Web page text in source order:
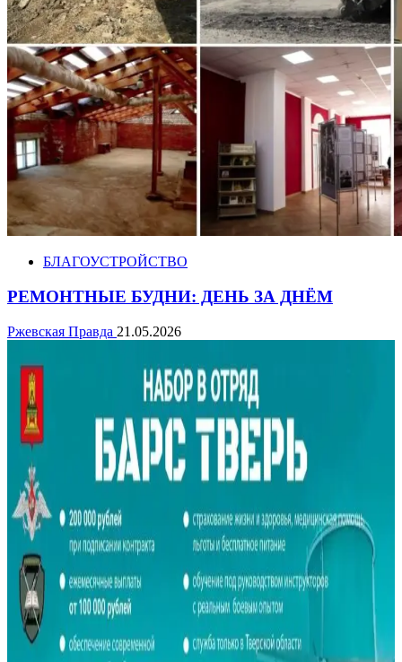
БЛАГОУСТРОЙСТВО
РЕМОНТНЫЕ БУДНИ: ДЕНЬ ЗА ДНЁМ
Ржевская Правда 21.05.2026